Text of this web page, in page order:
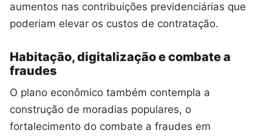
aumentos nas contribuições previdenciárias que
poderiam elevar os custos de contratação.
Habitação, digitalização e combate a
fraudes
O plano econômico também contempla a
construção de moradias populares, o
fortalecimento do combate a fraudes em